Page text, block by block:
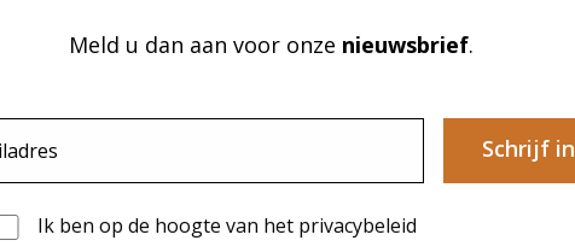
Meld u dan aan voor onze nieuwsbrief.
Ik ben op de hoogte van het privacybeleid
Schrijf in